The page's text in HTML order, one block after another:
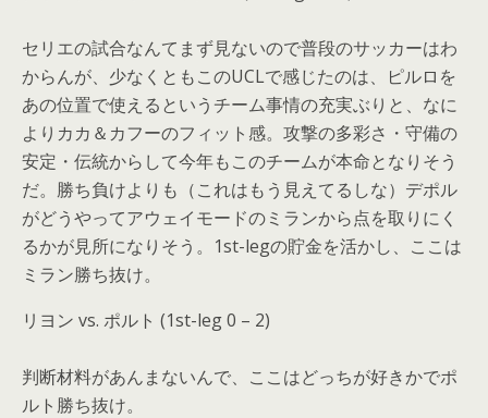
セリエの試合なんてまず見ないので普段のサッカーはわ
からんが、少なくともこのUCLで感じたのは、ピルロを
あの位置で使えるというチーム事情の充実ぶりと、なに
よりカカ＆カフーのフィット感。攻撃の多彩さ・守備の
安定・伝統からして今年もこのチームが本命となりそう
だ。勝ち負けよりも（これはもう見えてるしな）デポル
がどうやってアウェイモードのミランから点を取りにく
るかが見所になりそう。1st-legの貯金を活かし、ここは
ミラン勝ち抜け。
リヨン vs. ポルト (1st-leg 0 – 2)
判断材料があんまないんで、ここはどっちが好きかでポ
ルト勝ち抜け。